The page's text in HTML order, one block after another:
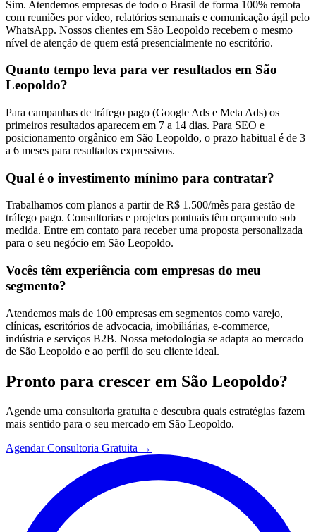
Sim. Atendemos empresas de todo o Brasil de forma 100% remota
com reuniões por vídeo, relatórios semanais e comunicação ágil pelo
WhatsApp. Nossos clientes em São Leopoldo recebem o mesmo
nível de atenção de quem está presencialmente no escritório.
Quanto tempo leva para ver resultados em São
Leopoldo?
Para campanhas de tráfego pago (Google Ads e Meta Ads) os
primeiros resultados aparecem em 7 a 14 dias. Para SEO e
posicionamento orgânico em São Leopoldo, o prazo habitual é de 3
a 6 meses para resultados expressivos.
Qual é o investimento mínimo para contratar?
Trabalhamos com planos a partir de R$ 1.500/mês para gestão de
tráfego pago. Consultorias e projetos pontuais têm orçamento sob
medida. Entre em contato para receber uma proposta personalizada
para o seu negócio em São Leopoldo.
Vocês têm experiência com empresas do meu
segmento?
Atendemos mais de 100 empresas em segmentos como varejo,
clínicas, escritórios de advocacia, imobiliárias, e-commerce,
indústria e serviços B2B. Nossa metodologia se adapta ao mercado
de São Leopoldo e ao perfil do seu cliente ideal.
Pronto para crescer em São Leopoldo?
Agende uma consultoria gratuita e descubra quais estratégias fazem
mais sentido para o seu mercado em São Leopoldo.
Agendar Consultoria Gratuita →